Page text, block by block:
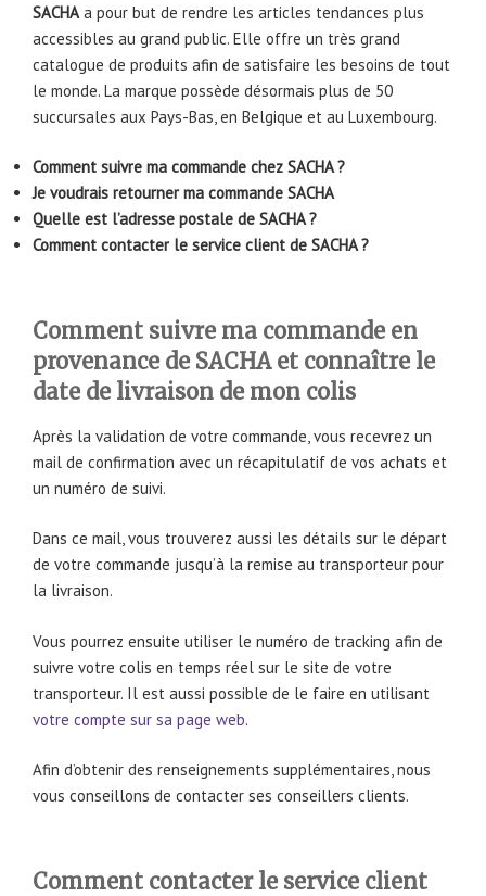
SACHAa pour but de rendre les articles tendances plus
accessibles au grand public. Elle offre un très grand
catalogue de produits afin de satisfaire les besoins de tout
le monde. La marque possède désormais plus de 50
succursales aux Pays-Bas, en Belgique et au Luxembourg.
Comment suivre ma commande chez SACHA ?
Je voudrais retourner ma commande SACHA
Quelle est l’adresse postale de SACHA ?
Comment contacter le service client de SACHA ?
Comment suivre ma commande en
provenance de SACHA et connaître le
date de livraison de mon colis
Après la validation de votre commande, vous recevrez un
mail de confirmation avec un récapitulatif de vos achats et
un numéro de suivi.
Dans ce mail, vous trouverez aussi les détails sur le départ
de votre commande jusqu’à la remise au transporteur pour
la livraison.
Vous pourrez ensuite utiliser le numéro de tracking afin de
suivre votre colis en temps réel sur le site de votre
transporteur. Il est aussi possible de le faire en utilisant
votre compte sur sa page web.
Afin d’obtenir des renseignements supplémentaires, nous
vous conseillons de contacter ses conseillers clients.
Comment contacter le service client